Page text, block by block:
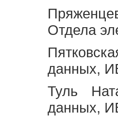
Отдела
данных,
Туль
данных,